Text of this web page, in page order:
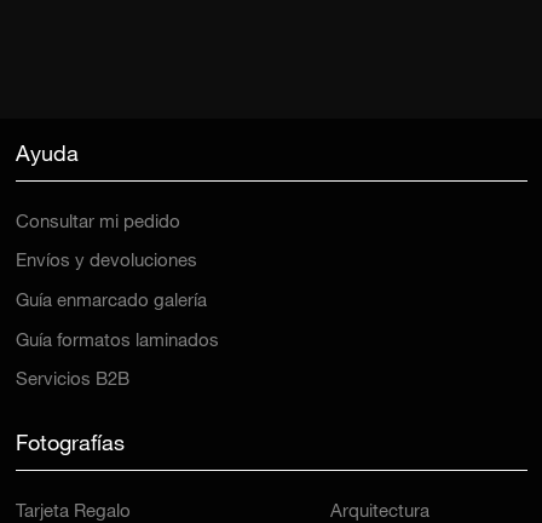
Ayuda
Consultar mi pedido
Envíos y devoluciones
Guía enmarcado galería
Guía formatos laminados
Servicios B2B
Fotografías
Tarjeta Regalo Arquitectura